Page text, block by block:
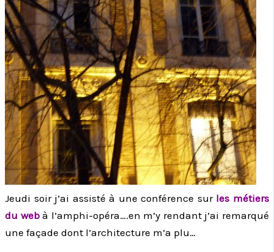
Jeudi soir j’ai assisté à une conférence sur les métiers
du webà l’amphi-opéra….en m’y rendant j’ai remarqué
une façade dont l’architecture m’a plu…